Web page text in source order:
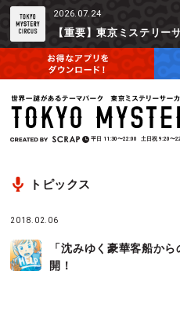
2026.07.24
平日 11:30〜22:00 土日祝 9:20〜
トピックス
2018.02.06
「沈みゆく豪華客船か
開！